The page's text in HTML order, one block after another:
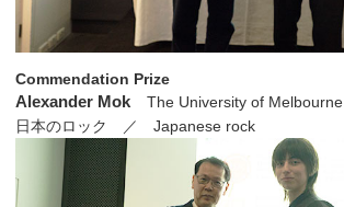
Commendation Prize
Alexander Mok
The University of Melbourne
日本のロック ／ Japanese rock